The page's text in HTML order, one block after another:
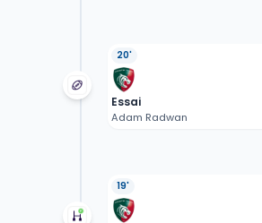
20'
Essai
Adam Radwan
19'